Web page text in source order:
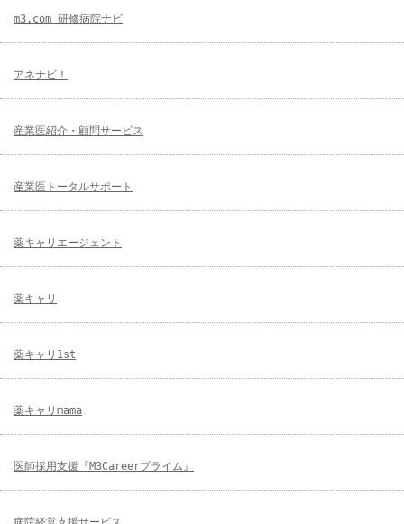
m3.com 研修病院ナビ
アネナビ！
産業医紹介・顧問サービス
産業医トータルサポート
薬キャリエージェント
薬キャリ
薬キャリ1st
薬キャリmama
医師採用支援『M3Careerプライム』